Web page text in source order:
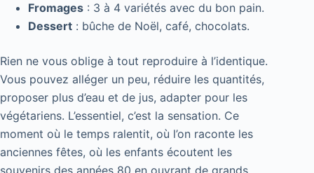
Fromages : 3 à 4 variétés avec du bon pain.
Dessert : bûche de Noël, café, chocolats.
Rien ne vous oblige à tout reproduire à l’identique.
Vous pouvez alléger un peu, réduire les quantités,
proposer plus d’eau et de jus, adapter pour les
végétariens. L’essentiel, c’est la sensation. Ce
moment où le temps ralentit, où l’on raconte les
anciennes fêtes, où les enfants écoutent les